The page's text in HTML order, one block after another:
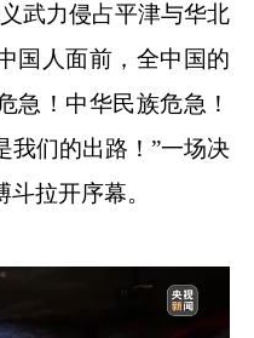
武力侵占平津与华北
国人面前，全中国的
急！中华民族危急！
我们的出路！”一场决
拉开序幕。